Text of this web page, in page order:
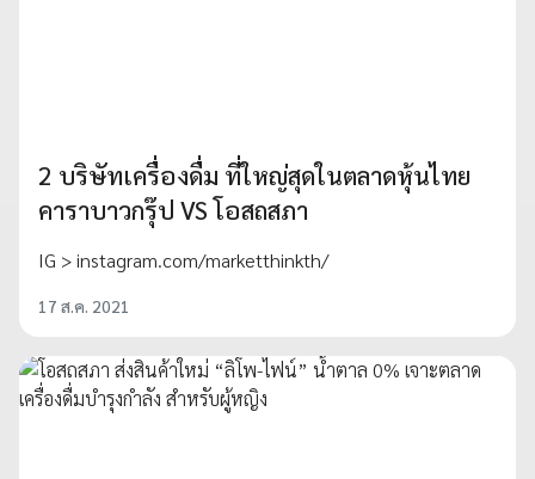
2 บริษัทเครื่องดื่ม ที่ใหญ่สุดในตลาดหุ้นไทย
คาราบาวกรุ๊ป VS โอสถสภา
IG > instagram.com/marketthinkth/
17 ส.ค. 2021